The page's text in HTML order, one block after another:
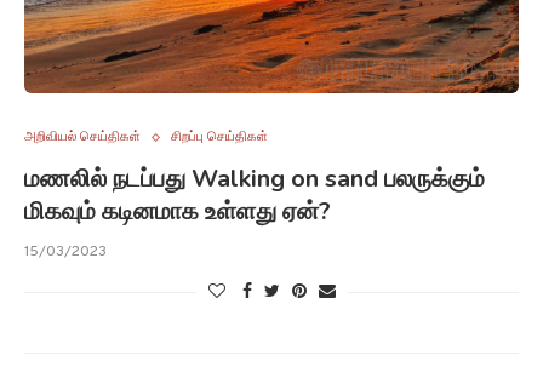
அறிவியல் செய்திகள் சிறப்பு செய்திகள்
மணலில் நடப்பது Walking on sand பலருக்கும்
மிகவும் கடினமாக உள்ளது ஏன்?
15/03/2023